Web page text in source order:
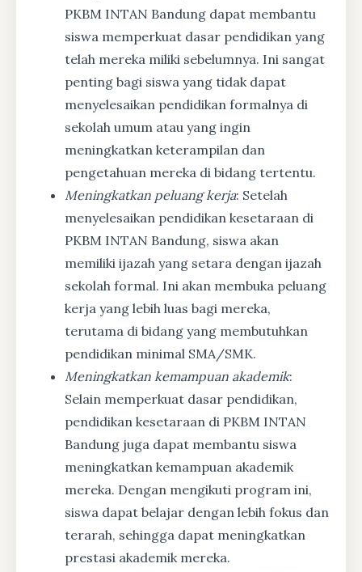
PKBM INTAN Bandung dapat membantu
siswa memperkuat dasar pendidikan yang
telah mereka miliki sebelumnya. Ini sangat
penting bagi siswa yang tidak dapat
menyelesaikan pendidikan formalnya di
sekolah umum atau yang ingin
meningkatkan keterampilan dan
pengetahuan mereka di bidang tertentu.
Meningkatkan peluang kerja: Setelah
menyelesaikan pendidikan kesetaraan di
PKBM INTAN Bandung, siswa akan
memiliki ijazah yang setara dengan ijazah
sekolah formal. Ini akan membuka peluang
kerja yang lebih luas bagi mereka,
terutama di bidang yang membutuhkan
pendidikan minimal SMA/SMK.
Meningkatkan kemampuan akademik:
Selain memperkuat dasar pendidikan,
pendidikan kesetaraan di PKBM INTAN
Bandung juga dapat membantu siswa
meningkatkan kemampuan akademik
mereka. Dengan mengikuti program ini,
siswa dapat belajar dengan lebih fokus dan
terarah, sehingga dapat meningkatkan
prestasi akademik mereka.